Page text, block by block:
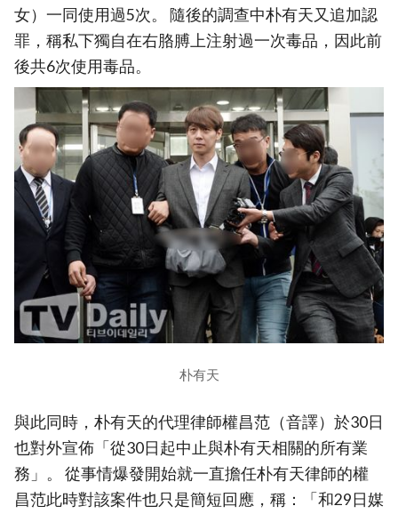
女）一同使用過5次。 隨後的調查中朴有天又追加認
罪，稱私下獨自在右胳膊上注射過一次毒品，因此前
後共6次使用毒品。
朴有天
與此同時，朴有天的代理律師權昌范（音譯）於30日
也對外宣佈「從30日起中止與朴有天相關的所有業
務」。 從事情爆發開始就一直擔任朴有天律師的權
昌范此時對該案件也只是簡短回應，稱：「和29日媒